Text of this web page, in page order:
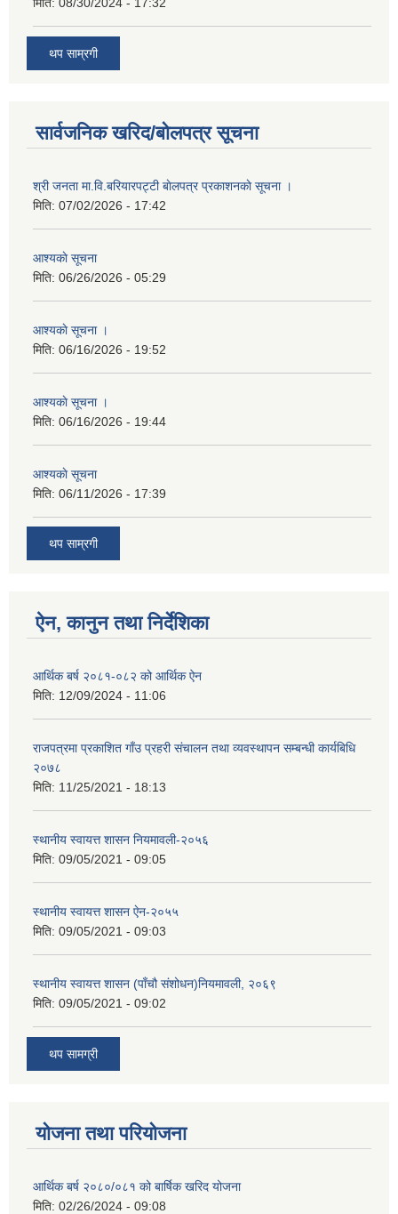
मिति: 08/30/2024 - 17:32
थप साम्रगी
सार्वजनिक खरिद/बोलपत्र सूचना
श्री जनता मा.वि.बरियारपट्टी बाेलपत्र प्रकाशनकाे सूचना ।
मिति: 07/02/2026 - 17:42
आश्यकाे सूचना
मिति: 06/26/2026 - 05:29
आश्यकाे सूचना ।
मिति: 06/16/2026 - 19:52
आश्यकाे सूचना ।
मिति: 06/16/2026 - 19:44
आश्यकाे सूचना
मिति: 06/11/2026 - 17:39
थप साम्रगी
ऐन, कानुन तथा निर्देशिका
आर्थिक बर्ष २०८१-०८२ को आर्थिक ऐन
मिति: 12/09/2024 - 11:06
राजपत्रमा प्रकाशित गाँउ प्रहरी संचालन तथा व्यवस्थापन सम्बन्धी कार्यबिधि
२०७८
मिति: 11/25/2021 - 18:13
स्थानीय स्वायत्त शासन नियमावली-२०५६
मिति: 09/05/2021 - 09:05
स्थानीय स्वायत्त शासन ए‍ेन-२०५५
मिति: 09/05/2021 - 09:03
स्थानीय स्वायत्त शासन (पाँचौ संशोधन)नियमावली, २०६९
मिति: 09/05/2021 - 09:02
थप सामग्री
योजना तथा परियोजना
आर्थिक बर्ष २०८०/०८१ को बार्षिक खरिद योजना
मिति: 02/26/2024 - 09:08